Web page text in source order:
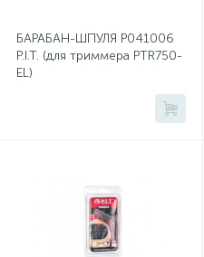
БАРАБАН-ШПУЛЯ Р041006
P.I.T. (для триммера PTR750-
EL)
Телекоммуникационные
Трансформаторы для ламп
Трансформаторы тока